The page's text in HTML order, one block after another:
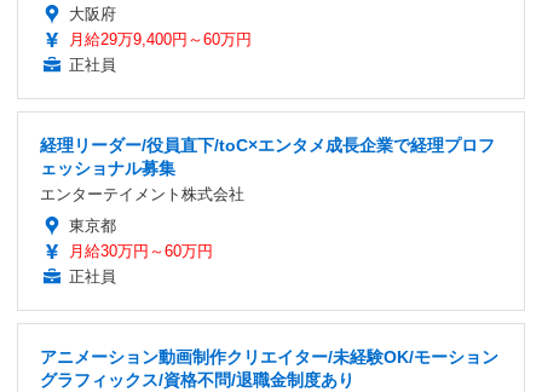
大阪府
月給29万9,400円～60万円
正社員
経理リーダー/役員直下/toC×エンタメ成長企業で経理プロフ
ェッショナル募集
エンターテイメント株式会社
東京都
月給30万円～60万円
正社員
アニメーション動画制作クリエイター/未経験OK/モーション
グラフィックス/資格不問/退職金制度あり